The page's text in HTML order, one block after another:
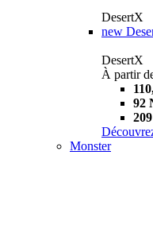
DesertX
new
DesertX
À partir
92
Monster